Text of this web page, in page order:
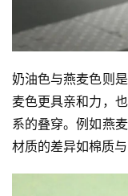
奶油色与燕麦色则
麦色更具亲和力，
系的叠穿。例如燕
材质的差异如棉质与